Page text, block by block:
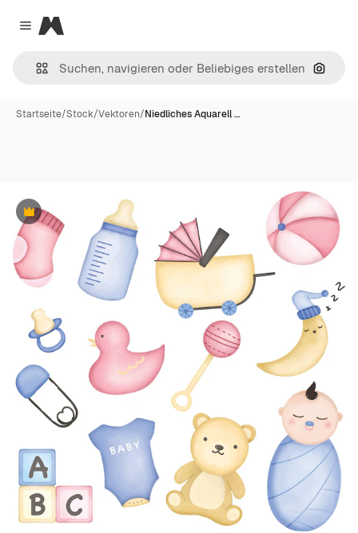
Close menu
Magnific
Nach
Startseite/Stock/Vektoren/Niedliches Aquarell …
Premium